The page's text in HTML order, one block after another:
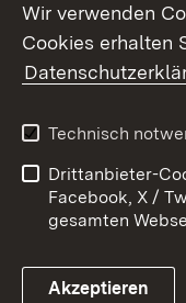
Kontakt
Impressum
Wir verwenden
Cookies erhalten
Technisch
Drittanbieter-
Facebook, X /
gesamten
Akzeptieren